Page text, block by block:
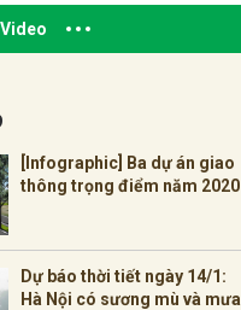
Video
[Infographic] Ba dự án giao
thông trọng điểm năm 2020
Dự báo thời tiết ngày 14/1:
Hà Nội có sương mù và mưa